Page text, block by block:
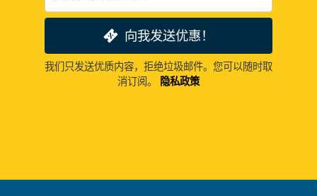
向我发送优惠！
我们只发送优质内容，拒绝垃圾邮件。您可以随时取
消订阅。
隐私政策